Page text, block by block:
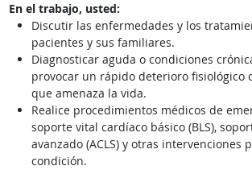
En el trabajo, usted:
Discutir las enfermedades y los
pacientes y sus familiares.
Diagnosticar aguda o condiciones
provocar un rápido deterioro fisiológico
que amenaza la vida.
Realice procedimientos médicos de
soporte vital cardíaco básico (BLS),
avanzado (ACLS) y otras intervenciones
condición.